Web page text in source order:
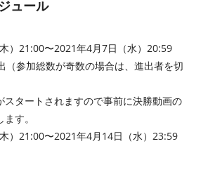
ュール
）21:00〜2021年4月7日（水）20:59
（参加総数が奇数の場合は、進出者を切
タートされますので事前に決勝動画の
す。
）21:00〜2021年4月14日（水）23:59